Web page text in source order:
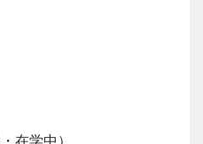
在学中）